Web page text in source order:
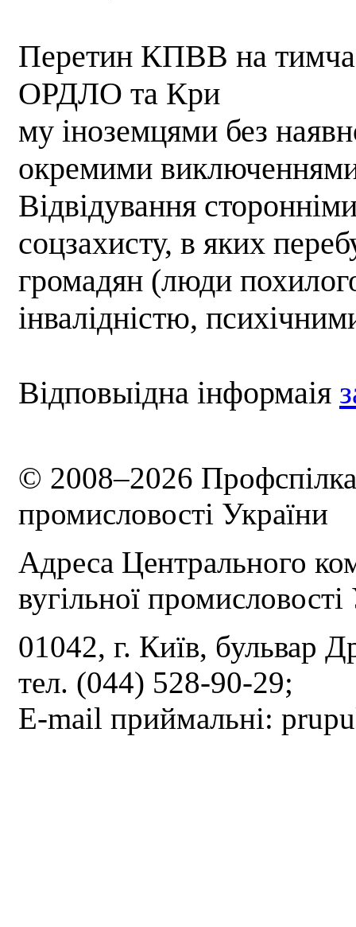
Перетин КПВВ на
ОРДЛО та Кри
му іноземцями без
окремими
Відвідування
соцзахисту, в яких
громадян (люди
інвалідністю,
Відповыідна інформаія
© 2008–2026 Профспілка
промисловості України
Адреса Центрального
вугільної
01042, г. Київ, бульвар
тел. (044) 528-90-29;
E-mail приймальні: